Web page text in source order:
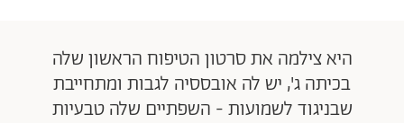
היא צילמה את סרטון הטיפוח הראשון שלה
בכיתה ג', יש לה אובססיה לגבות ומתחייבת
שבניגוד לשמועות - השפתיים שלה טבעיות